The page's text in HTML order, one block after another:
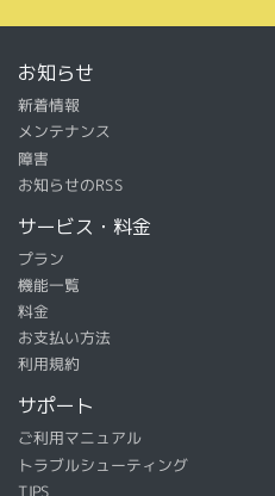
お知らせ
新着情報
メンテナンス
障害
お知らせのRSS
サービス・料金
プラン
機能一覧
料金
お支払い方法
利用規約
サポート
ご利用マニュアル
トラブルシューティング
TIPS